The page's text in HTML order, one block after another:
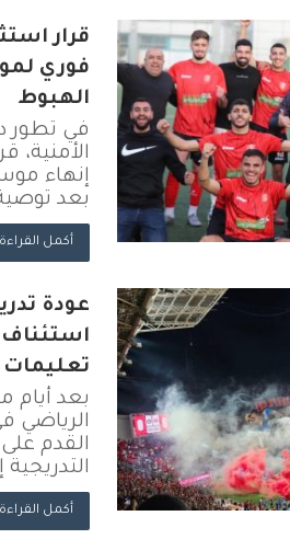
قرار
فوري
الهبوط
في تطور
الأمنية،
إنهاء
بعد
أكمل
عودة
استئناف
تعليمات
بعد أيام
الرياضي
القدم
التدريجية
أكمل